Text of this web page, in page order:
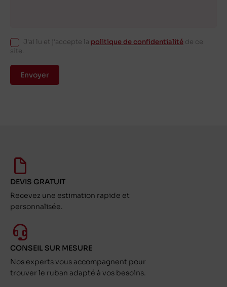
J'ai lu et j'accepte la politique de confidentialité de ce
site.
Envoyer
DEVIS GRATUIT
Recevez une estimation rapide et
personnalisée.
CONSEIL SUR MESURE
Nos experts vous accompagnent pour
trouver le ruban adapté à vos besoins.